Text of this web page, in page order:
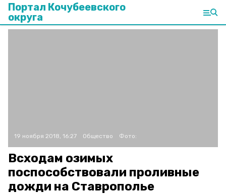
Портал Кочубеевского
округа
19 ноября 2018, 16:27 Общество Фото:
Всходам озимых
поспособствовали проливные
дожди на Ставрополье